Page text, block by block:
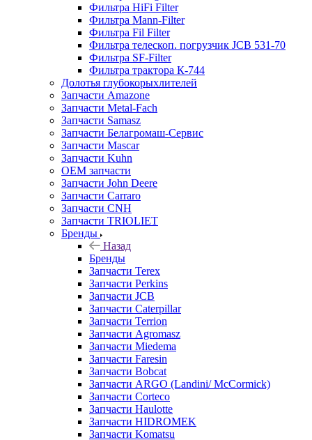
Фильтра HiFi Filter
Фильтра Mann-Filter
Фильтра Fil Filter
Фильтра телескоп. погрузчик JCB 531-70
Фильтра SF-Filter
Фильтра трактора К-744
Долотья глубокорыхлителей
Запчасти Amazone
Запчасти Metal-Fach
Запчасти Samasz
Запчасти Белагромаш-Сервис
Запчасти Mascar
Запчасти Kuhn
OEM запчасти
Запчасти John Deere
Запчасти Carraro
Запчасти CNH
Запчасти TRIOLIET
Бренды
Назад
Бренды
Запчасти Terex
Запчасти Perkins
Запчасти JCB
Запчасти Caterpillar
Запчасти Terrion
Запчасти Agromasz
Запчасти Miedema
Запчасти Faresin
Запчасти Bobcat
Запчасти ARGO (Landini/ McCormick)
Запчасти Corteco
Запчасти Haulotte
Запчасти HIDROMEK
Запчасти Komatsu